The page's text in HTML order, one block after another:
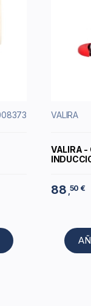
VALIRA
VALIRA -
88 ,50 €